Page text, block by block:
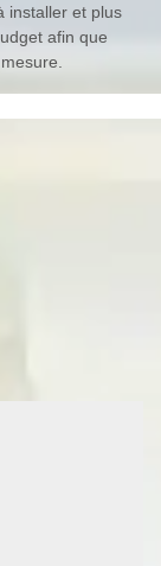
installer et plus
afin que